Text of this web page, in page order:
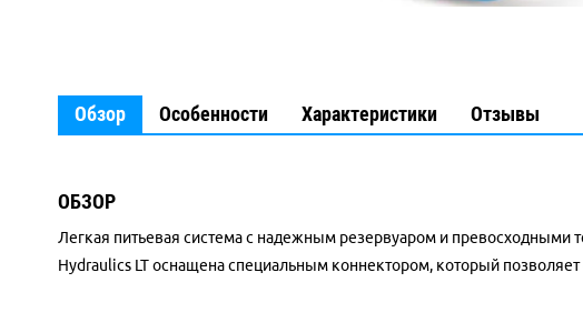
Обзор Особенности Характеристики Отзывы
ОБЗОР
Легкая питьевая система с надежным резервуаром и превосходными
Hydraulics LT оснащена специальным коннектором, который позволяет